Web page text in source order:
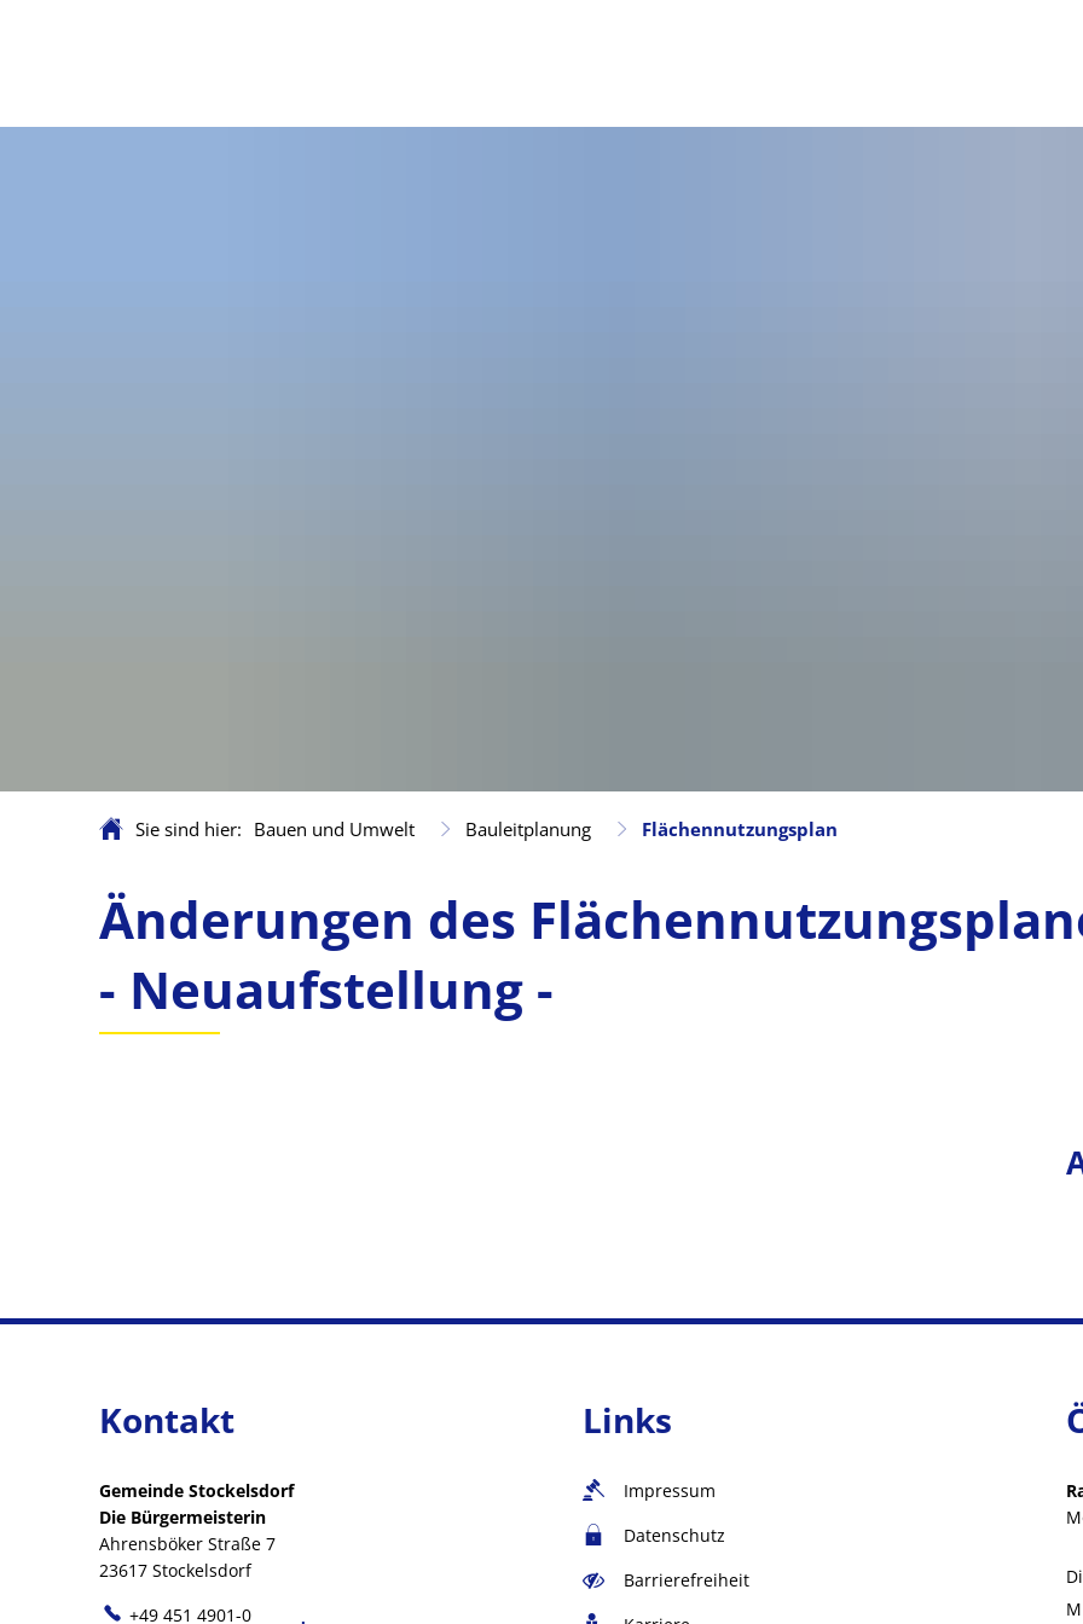
Sie sind hier: Bauen und Umwelt Bauleitplanung Flächennutzungsplan
Flächennutzungsplan
Änderungen des
- Neuaufstellung -
Kontakt
Gemeinde Stockelsdorf
Die Bürgermeisterin
Ahrensböker Straße 7
23617 Stockelsdorf
+49 451 4901-0
Links
Impressum
Datenschutz
Barrierefreiheit